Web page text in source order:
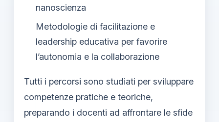
nanoscienza
Metodologie di facilitazione e
leadership educativa per favorire
l’autonomia e la collaborazione
Tutti i percorsi sono studiati per sviluppare
competenze pratiche e teoriche,
preparando i docenti ad affrontare le sfide